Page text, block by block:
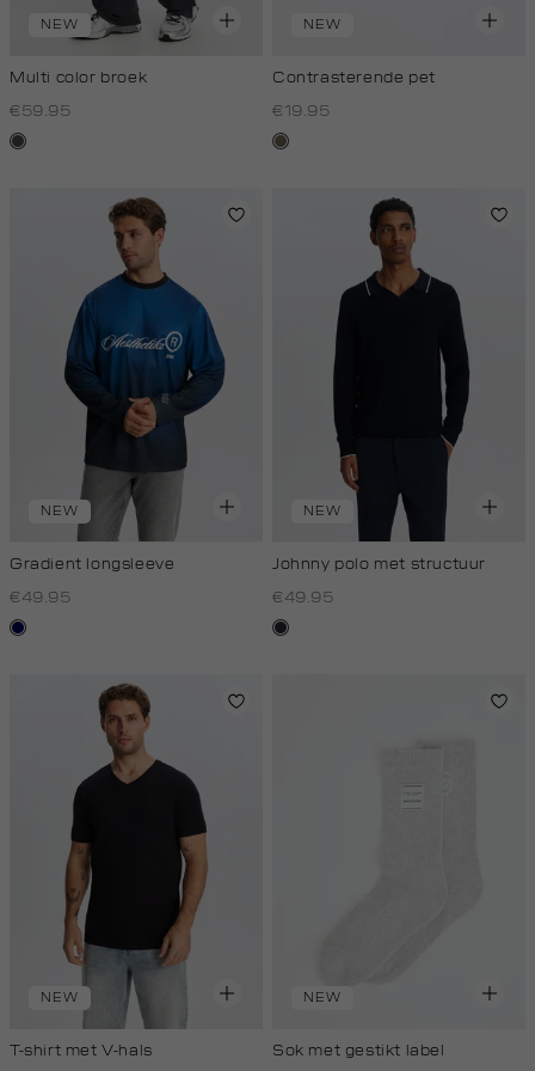
NEW
Multi color broek
€59.95
donkergrijs
NEW
Contrasterende pet
€19.95
middenbruin
NEW
Gradient longsleeve
€49.95
blauw
NEW
Johnny polo met structuur
€49.95
blauw,
NEW
T-shirt met V-hals
NEW
Sok met gestikt label